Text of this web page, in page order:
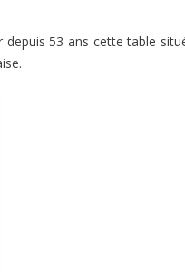
depuis 53 ans cette table